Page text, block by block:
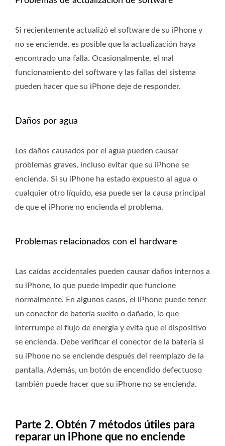
Si recientemente actualizó el software de su iPhone y
no se enciende, es posible que la actualización haya
encontrado una falla. Ocasionalmente, el mal
funcionamiento del software y las fallas del sistema
pueden hacer que su iPhone deje de responder.
Daños por agua
Los daños causados ​​por el agua pueden causar
problemas graves, incluso evitar que su iPhone se
encienda. Si su iPhone ha estado expuesto al agua o
cualquier otro líquido, esa puede ser la causa principal
de que el iPhone no encienda el problema.
Problemas relacionados con el hardware
Las caídas accidentales pueden causar daños internos a
su iPhone, lo que puede impedir que funcione
normalmente. En algunos casos, el iPhone puede tener
un conector de batería suelto o dañado, lo que
interrumpe el flujo de energía y evita que el dispositivo
se encienda. Debe verificar el conector de la batería si
su iPhone no se enciende después del reemplazo de la
pantalla. Además, un botón de encendido defectuoso
también puede hacer que su iPhone no se encienda.
Parte 2. Obtén 7 métodos útiles para
reparar un iPhone que no enciende